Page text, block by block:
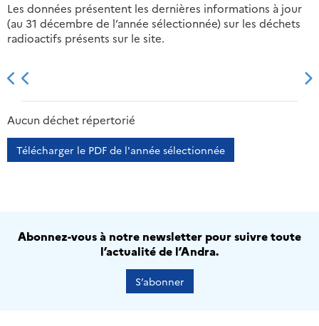
Les données présentent les dernières informations à jour
(au 31 décembre de l’année sélectionnée) sur les déchets
radioactifs présents sur le site.
2013 2014
Aucun déchet répertorié
Télécharger le PDF de l'année sélectionnée
Abonnez-vous à notre newsletter pour suivre toute
l’actualité de l’Andra.
S’abonner